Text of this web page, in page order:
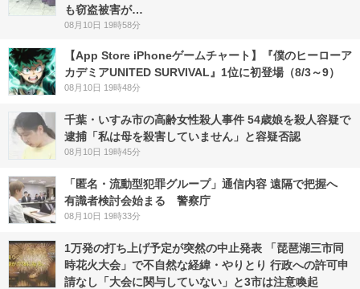
も窃盗被害が…
08月10日 19時58分
【App Store iPhoneゲームチャート】『僕のヒーローア
カデミアUNITED SURVIVAL』1位に初登場（8/3～9）
08月10日 19時48分
千葉・いすみ市の高齢女性殺人事件 54歳娘を殺人容疑で
逮捕「私は母を殺害していません」と容疑否認
08月10日 19時45分
「匿名・流動型犯罪グループ」通信内容 遠隔で把握へ
有識者検討会始まる 警察庁
08月10日 19時33分
1万発の打ち上げ予定が突然の中止発表 「琵琶湖三市同
時花火大会」で不自然な経緯・やりとり 行政への許可申
請なし「大会に関与していない」と3市は注意喚起